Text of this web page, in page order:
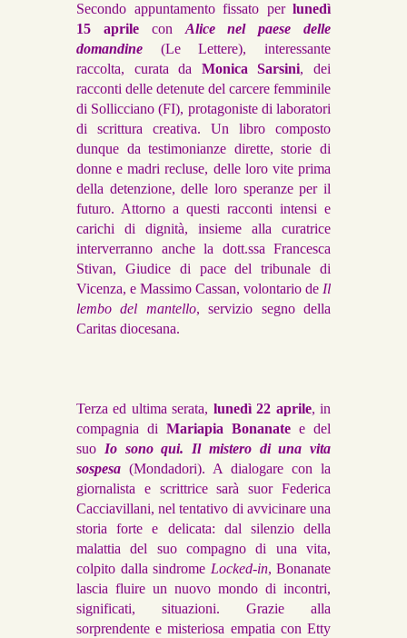
Secondo appuntamento fissato per lunedì
15 aprilecon Alice nel paese delle
domandine (Le Lettere), interessante
raccolta, curata da Monica Sarsini, dei
racconti delle detenute del carcere femminile
di Sollicciano (FI), protagoniste di laboratori
di scrittura creativa. Un libro composto
dunque da testimonianze dirette, storie di
donne e madri recluse, delle loro vite prima
della detenzione, delle loro speranze per il
futuro. Attorno a questi racconti intensi e
carichi di dignità, insieme alla curatrice
interverranno anche la dott.ssa Francesca
Stivan, Giudice di pace del tribunale di
Vicenza, e Massimo Cassan, volontario de Il
lembo del mantello, servizio segno della
Caritas diocesana.
Terza ed ultima serata, lunedì 22 aprile, in
compagnia di Mariapia Bonanate e del
suo Io sono qui. Il mistero di una vita
sospesa (Mondadori). A dialogare con la
giornalista e scrittrice sarà suor Federica
Cacciavillani, nel tentativo di avvicinare una
storia forte e delicata: dal silenzio della
malattia del suo compagno di una vita,
colpito dalla sindrome Locked-in, Bonanate
lascia fluire un nuovo mondo di incontri,
significati, situazioni. Grazie alla
sorprendente e misteriosa empatia con Etty